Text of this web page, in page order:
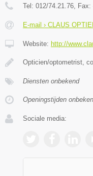
Tel: 012/74.21.76, Fax:
E-mail › CLAUS
Website: http://
Opticien/optometrist,
Diensten onbekend
Openingstijden
Sociale media: